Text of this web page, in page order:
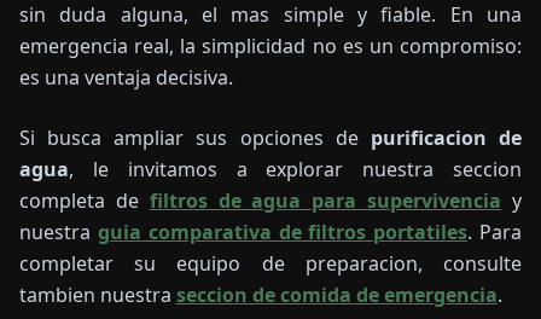
sin duda alguna, el mas simple y fiable. En una
emergencia real, la simplicidad no es un compromiso:
es una ventaja decisiva.
Si busca ampliar sus opciones de purificacion de
agua, le invitamos a explorar nuestra seccion
completa de filtros de agua para supervivencia y
nuestra guia comparativa de filtros portatiles. Para
completar su equipo de preparacion, consulte
tambien nuestra seccion de comida de emergencia.